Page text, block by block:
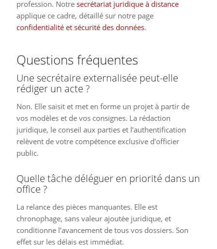
profession. Notre secrétariat juridique à distance
applique ce cadre, détaillé sur notre page
confidentialité et sécurité des données.
Questions fréquentes
Une secrétaire externalisée peut-elle
rédiger un acte ?
Non. Elle saisit et met en forme un projet à partir de
vos modèles et de vos consignes. La rédaction
juridique, le conseil aux parties et l’authentification
relèvent de votre compétence exclusive d’officier
public.
Quelle tâche déléguer en priorité dans un
office ?
La relance des pièces manquantes. Elle est
chronophage, sans valeur ajoutée juridique, et
conditionne l’avancement de tous vos dossiers. Son
effet sur les délais est immédiat.